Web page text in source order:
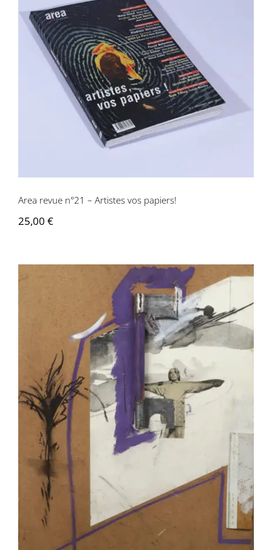
Area revue n°21 – Artistes vos papiers!
Area revue n°21 – Artistes vos papiers!
25,00 €
(1050) BOUILLÉ Christian – Sans-titre